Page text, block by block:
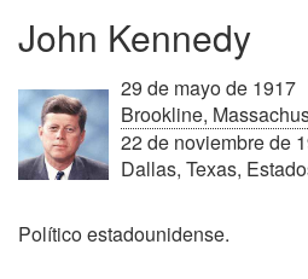
John Kennedy
29 de mayo de 1917
Brookline,
22 de noviembre de
Dallas, Texas,
Político estadounidense.